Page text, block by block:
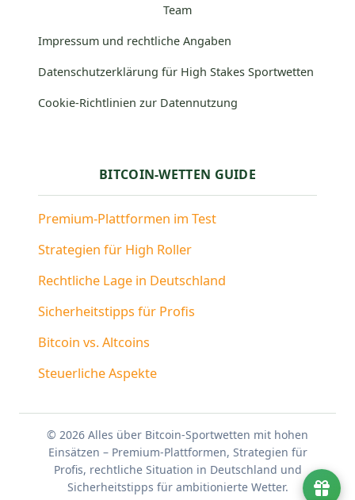
Team
Impressum und rechtliche Angaben
Datenschutzerklärung für High Stakes Sportwetten
Cookie-Richtlinien zur Datennutzung
BITCOIN-WETTEN GUIDE
Premium-Plattformen im Test
Strategien für High Roller
Rechtliche Lage in Deutschland
Sicherheitstipps für Profis
Bitcoin vs. Altcoins
Steuerliche Aspekte
© 2026 Alles über Bitcoin-Sportwetten mit hohen
Einsätzen – Premium-Plattformen, Strategien für
Profis, rechtliche Situation in Deutschland und
Sicherheitstipps für ambitionierte Wetter.